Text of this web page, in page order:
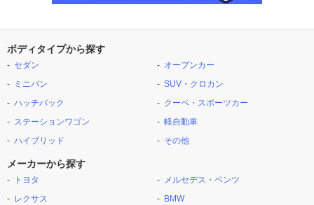
ボディタイプから探す
セダン
ミニバン
ハッチバック
ステーションワゴン
ハイブリッド
オープンカー
SUV・クロカン
クーペ・スポーツカー
軽自動車
その他
メーカーから探す
トヨタ
レクサス
メルセデス・ベンツ
BMW